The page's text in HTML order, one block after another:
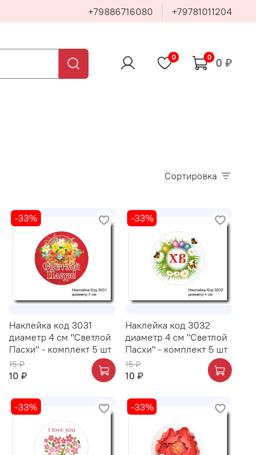
+79886716080 +79781011204
0 0 0 ₽
Сортировка
-33%
Наклейка код 3031
диаметр 4 см "Светлой
Пасхи" - комплект 5 шт
15 ₽
10 ₽
-33%
Наклейка код 3032
диаметр 4 см "Светлой
Пасхи" - комплект 5 шт
15 ₽
10 ₽
-33% -33%